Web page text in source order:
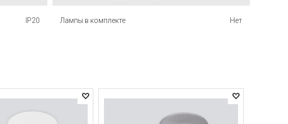
IP20 Лампы в комплекте Нет